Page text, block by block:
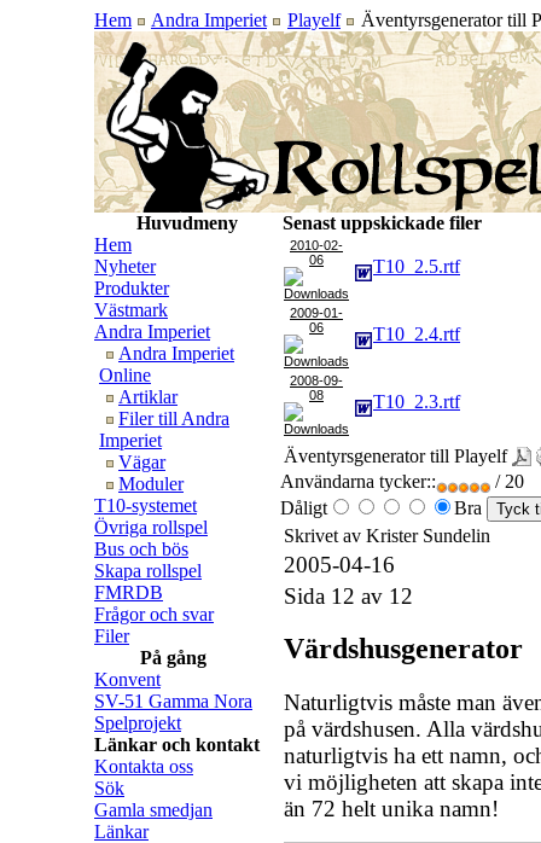
Hem Andra Imperiet Playelf Äventyrsgenerator till
Huvudmeny
Hem
Nyheter
Produkter
Västmark
Andra Imperiet
Andra Imperiet
Online
Artiklar
Filer till Andra
Imperiet
Vägar
Moduler
T10-systemet
Övriga rollspel
Bus och bös
Skapa rollspel
FMRDB
Frågor och svar
Filer
På gång
Konvent
SV-51 Gamma Nora
Spelprojekt
Länkar och kontakt
Kontakta oss
Sök
Gamla smedjan
Länkar
Senast uppskickade filer
2010-02-
06
T10_2.5.rtf
2009-01-
06
T10_2.4.rtf
2008-09-
08
T10_2.3.rtf
Äventyrsgenerator till Playelf
Användarna tycker::
/ 20
Dåligt
Bra
Skrivet av Krister Sundelin
2005-04-16
Sida 12 av 12
Värdshusgenerator
Naturligtvis måste man
på värdshusen. Alla
naturligtvis ha ett namn,
vi möjligheten att skapa
än 72 helt unika namn!